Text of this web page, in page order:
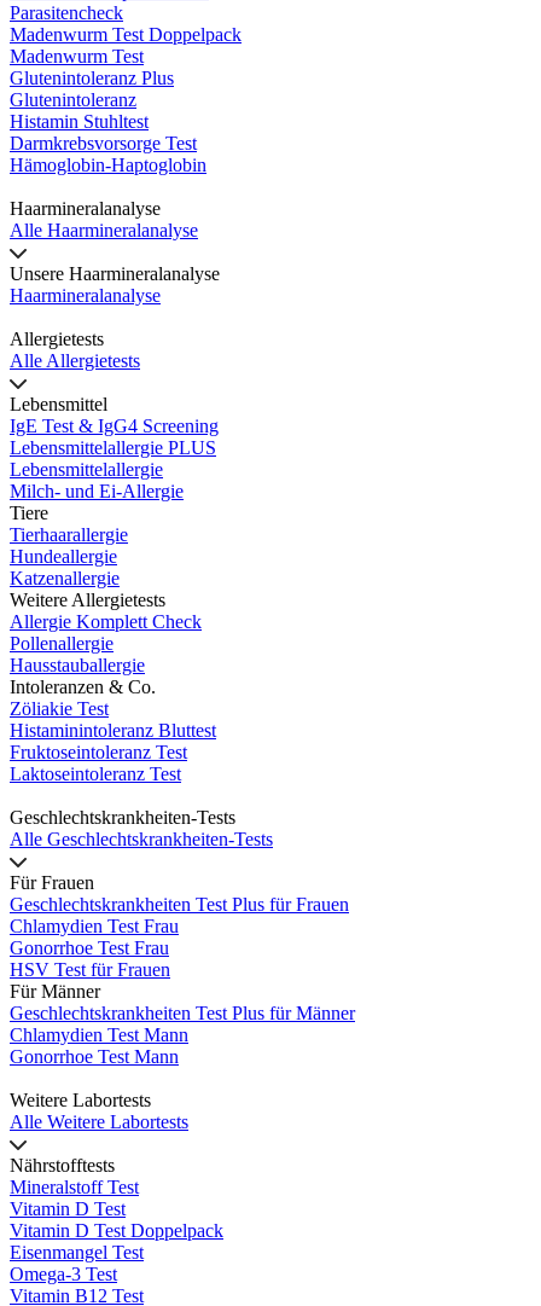
Parasitencheck
Madenwurm Test Doppelpack
Madenwurm Test
Glutenintoleranz Plus
Glutenintoleranz
Histamin Stuhltest
Darmkrebsvorsorge Test
Hämoglobin-Haptoglobin
Haarmineralanalyse
Alle Haarmineralanalyse
Unsere Haarmineralanalyse
Haarmineralanalyse
Allergietests
Alle Allergietests
Lebensmittel
IgE Test & IgG4 Screening
Lebensmittelallergie PLUS
Lebensmittelallergie
Milch- und Ei-Allergie
Tiere
Tierhaarallergie
Hundeallergie
Katzenallergie
Weitere Allergietests
Allergie Komplett Check
Pollenallergie
Hausstauballergie
Intoleranzen & Co.
Zöliakie Test
Histaminintoleranz Bluttest
Fruktoseintoleranz Test
Laktoseintoleranz Test
Geschlechtskrankheiten-Tests
Alle Geschlechtskrankheiten-Tests
Für Frauen
Geschlechtskrankheiten Test Plus für Frauen
Chlamydien Test Frau
Gonorrhoe Test Frau
HSV Test für Frauen
Für Männer
Geschlechtskrankheiten Test Plus für Männer
Chlamydien Test Mann
Gonorrhoe Test Mann
Weitere Labortests
Alle Weitere Labortests
Nährstofftests
Mineralstoff Test
Vitamin D Test
Vitamin D Test Doppelpack
Eisenmangel Test
Omega-3 Test
Vitamin B12 Test